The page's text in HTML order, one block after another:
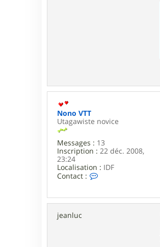
Nono VTT
Utagawiste novice
Messages : 13
Inscription : 22 déc. 2008,
23:24
Localisation : IDF
Contact :
t
jeanluc